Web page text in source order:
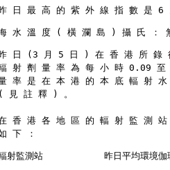
日 最 高 的 紫 外 線 指 數 是 6
水 溫 度 ( 橫 瀾 島 ) 攝 氏 ：
日 (3 月 5 日 ) 在 香 港 所 錄
射 劑 量 率 為 每 小 時 0.09
率 是 在 本 港 的 本 底 輻 射
( 見 註 釋 ) 。
香 港 各 地 區 的 輻 射 監 測
下 ：
射監測站           昨日平均環境伽